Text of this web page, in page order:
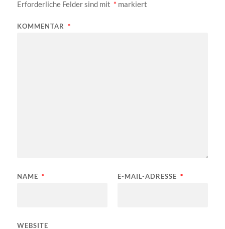
Erforderliche Felder sind mit * markiert
KOMMENTAR *
NAME * E-MAIL-ADRESSE *
WEBSITE